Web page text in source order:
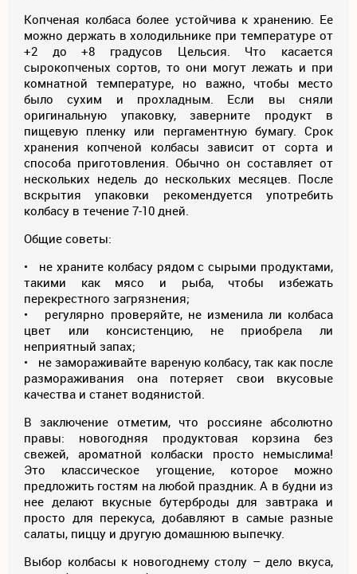
Копченая колбаса более устойчива к хранению. Ее
можно держать в холодильнике при температуре от
+2 до +8 градусов Цельсия. Что касается
сырокопченых сортов, то они могут лежать и при
комнатной температуре, но важно, чтобы место
было сухим и прохладным. Если вы сняли
оригинальную упаковку, заверните продукт в
пищевую пленку или пергаментную бумагу. Срок
хранения копченой колбасы зависит от сорта и
способа приготовления. Обычно он составляет от
нескольких недель до нескольких месяцев. После
вскрытия упаковки рекомендуется употребить
колбасу в течение 7-10 дней.
Общие советы:
• не храните колбасу рядом с сырыми продуктами,
такими как мясо и рыба, чтобы избежать
перекрестного загрязнения;
• регулярно проверяйте, не изменила ли колбаса
цвет или консистенцию, не приобрела ли
неприятный запах;
• не замораживайте вареную колбасу, так как после
размораживания она потеряет свои вкусовые
качества и станет водянистой.
В заключение отметим, что россияне абсолютно
правы: новогодняя продуктовая корзина без
свежей, ароматной колбаски просто немыслима!
Это классическое угощение, которое можно
предложить гостям на любой праздник. А в будни из
нее делают вкусные бутерброды для завтрака и
просто для перекуса, добавляют в самые разные
салаты, пиццу и другую домашнюю выпечку.
Выбор колбасы к новогоднему столу – дело вкуса,